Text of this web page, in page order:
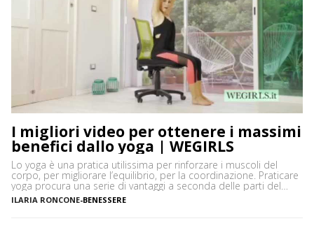
I migliori video per ottenere i massimi
benefici dallo yoga | WEGIRLS
Lo yoga è una pratica utilissima per rinforzare i muscoli del
corpo, per migliorare l’equilibrio, per la coordinazione. Praticare
yoga procura una serie di vantaggi a seconda delle parti del
corpo che si sceglie di far lavorare e oggi vediamo i migliori
video yoga per allenarsi in ogni momento della giornata –
ILARIA RONCONE-BENESSERE